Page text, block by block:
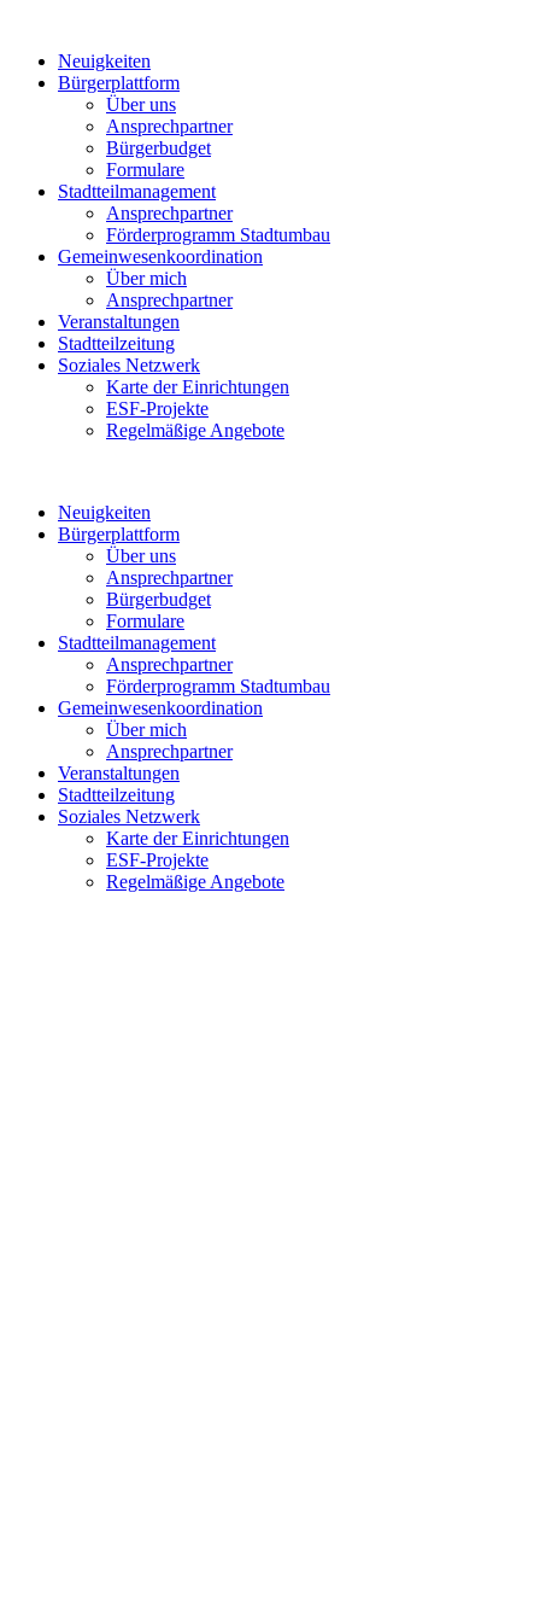
Neuigkeiten
Bürgerplattform
Über uns
Ansprechpartner
Bürgerbudget
Formulare
Stadtteilmanagement
Ansprechpartner
Förderprogramm Stadtumbau
Gemeinwesenkoordination
Über mich
Ansprechpartner
Veranstaltungen
Stadtteilzeitung
Soziales Netzwerk
Karte der Einrichtungen
ESF-Projekte
Regelmäßige Angebote
Neuigkeiten
Bürgerplattform
Über uns
Ansprechpartner
Bürgerbudget
Formulare
Stadtteilmanagement
Ansprechpartner
Förderprogramm Stadtumbau
Gemeinwesenkoordination
Über mich
Ansprechpartner
Veranstaltungen
Stadtteilzeitung
Soziales Netzwerk
Karte der Einrichtungen
ESF-Projekte
Regelmäßige Angebote